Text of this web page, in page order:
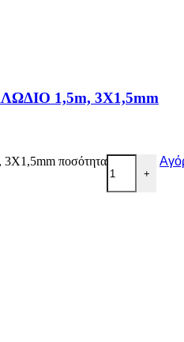
1,5m, 3X1,5mm
ποσότητα
+